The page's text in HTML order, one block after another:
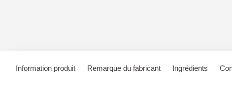
Information produit Remarque du fabricant Ingrédients